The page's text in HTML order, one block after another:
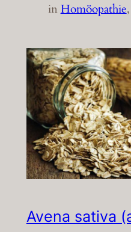
inHomöopathie,
Avena sativa